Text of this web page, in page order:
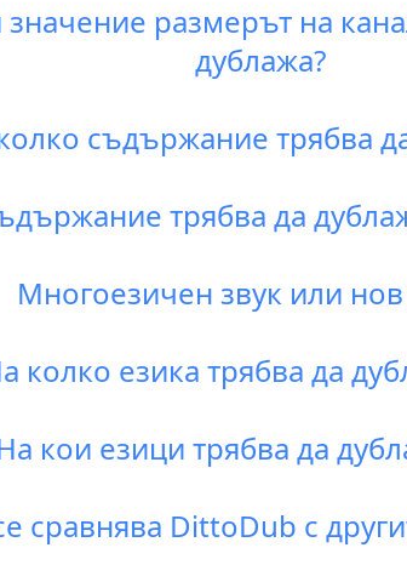
размерът на
дублажа?
съдържание трябва
трябва да
Многоезичен звук или нов
колко езика трябва да
кои езици трябва да
сравнява DittoDub с